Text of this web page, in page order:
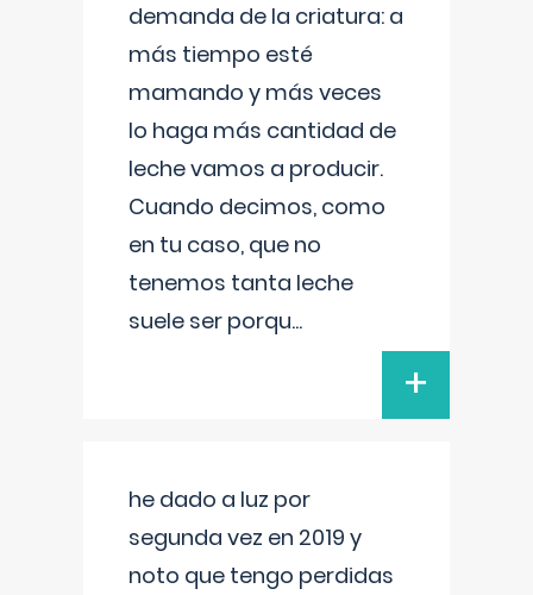
demanda de la criatura: a
más tiempo esté
mamando y más veces
lo haga más cantidad de
leche vamos a producir.
Cuando decimos, como
en tu caso, que no
tenemos tanta leche
suele ser porqu...
+
he dado a luz por
segunda vez en 2019 y
noto que tengo perdidas